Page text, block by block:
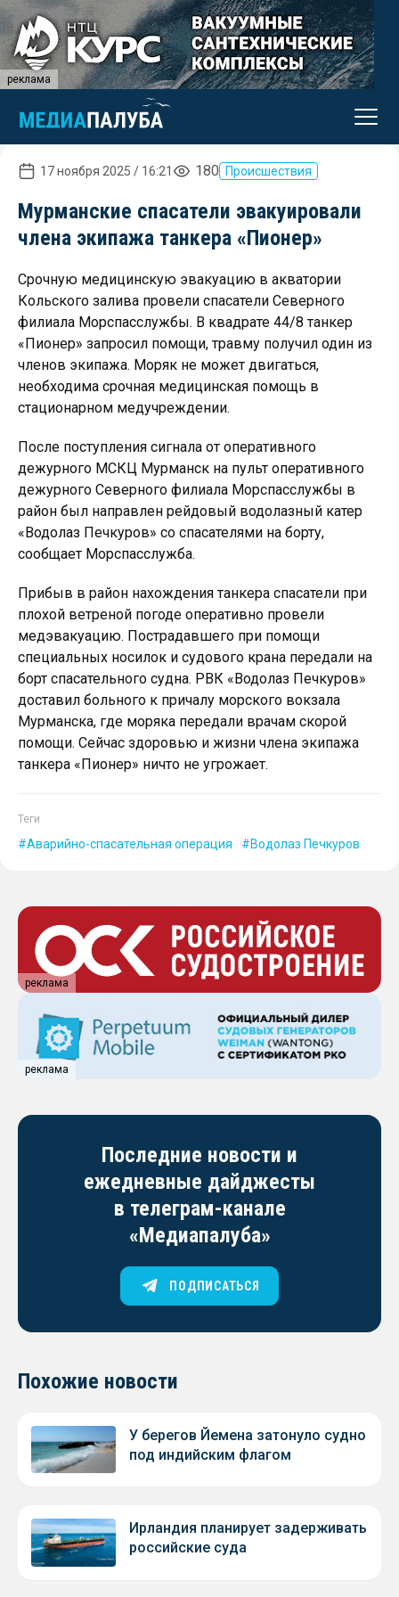
реклама
17 ноября 2025 / 16:21 180 Происшествия
Мурманские спасатели эвакуировали
члена экипажа танкера «Пионер»
Срочную медицинскую эвакуацию в акватории
Кольского залива провели спасатели Северного
филиала Морспасслужбы. В квадрате 44/8 танкер
«Пионер» запросил помощи, травму получил один из
членов экипажа. Моряк не может двигаться,
необходима срочная медицинская помощь в
стационарном медучреждении.
После поступления сигнала от оперативного
дежурного МСКЦ Мурманск на пульт оперативного
дежурного Северного филиала Морспасслужбы в
район был направлен рейдовый водолазный катер
«Водолаз Печкуров» со спасателями на борту,
сообщает Морспасслужба.
Прибыв в район нахождения танкера спасатели при
плохой ветреной погоде оперативно провели
медэвакуацию. Пострадавшего при помощи
специальных носилок и судового крана передали на
борт спасательного судна. РВК «Водолаз Печкуров»
доставил больного к причалу морского вокзала
Мурманска, где моряка передали врачам скорой
помощи. Сейчас здоровью и жизни члена экипажа
танкера «Пионер» ничто не угрожает.
Теги
Аварийно-спасательная операция Водолаз Печкуров
реклама
реклама
Последние новости и
ежедневные дайджесты
в телеграм-канале
«Медиапалуба»
ПОДПИСАТЬСЯ
Похожие новости
У берегов Йемена затонуло судно
под индийским флагом
Ирландия планирует задерживать
российские суда